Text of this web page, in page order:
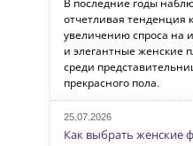
В последние годы
отчетливая тенденция к
увеличению спроса на
и элегантные женские
среди
прекрасного пола.
25.07.2026
Как выбрать женские